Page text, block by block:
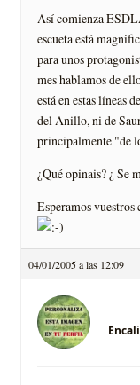
Así­ comienza
escueta está
para unos
mes hablamos de
está en estas lí­neas
del Anillo, ni de
principalmente "de
¿Qué opinais? ¿ Se
Esperamos vuestros
04/01/2005 a las 12:09